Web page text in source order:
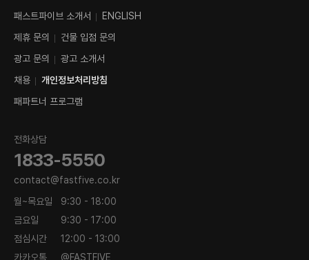
패스트파이브 소개서
ENGLISH
제휴 문의
건물 입점 문의
광고 문의
광고 소개서
채용
개인정보처리방침
패파트너 프로그램
전화상담
1833-5550
contact@fastfive.co.kr
월~목요일
9:30 - 18:00
금요일
9:30 - 17:00
점심시간
12:00 - 13:00
카카오톡
@FASTFIVE